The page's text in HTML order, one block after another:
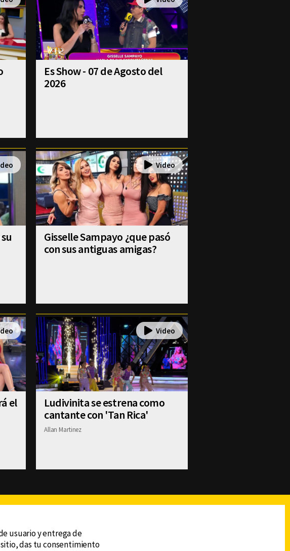
Es Show - 07 de Agosto del
2026
Gisselle Sampayo ¿que pasó
con sus antiguas amigas?
el
Ludivinita se estrena como
cantante con 'Tan Rica'
Allan Martinez
usuario y entrega de
das tu consentimiento